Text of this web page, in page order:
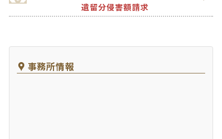
遺留分侵害額請求
事務所情報